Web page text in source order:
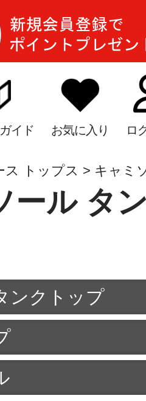
イド お気に入り ロ
ス トップス キャミ
ール タ
ンクトップ